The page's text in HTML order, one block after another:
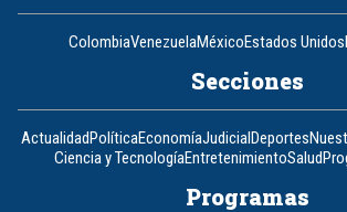
ColombiaVenezuelaMéxicoEstados Unidos
Secciones
ActualidadPolíticaEconomíaJudicialDeportes
Ciencia y TecnologíaEntretenimientoSalud
Programas